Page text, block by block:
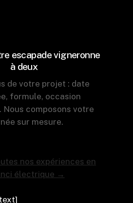
escapade vigneronne
à deux
de votre projet : date
formule, occasion
composons votre
sur mesure.
nos expériences en
électrique →